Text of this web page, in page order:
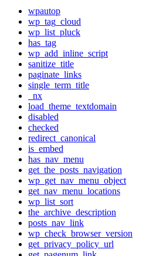
wpautop
wp_tag_cloud
wp_list_pluck
has_tag
wp_add_inline_script
sanitize_title
paginate_links
single_term_title
_nx
load_theme_textdomain
disabled
checked
redirect_canonical
is_embed
has_nav_menu
get_the_posts_navigation
wp_get_nav_menu_object
get_nav_menu_locations
wp_list_sort
the_archive_description
posts_nav_link
wp_check_browser_version
get_privacy_policy_url